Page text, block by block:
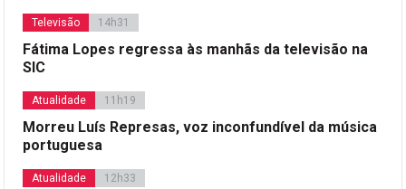
Televisão 14h31
Fátima Lopes regressa às manhãs da televisão na
SIC
Atualidade 11h19
Morreu Luís Represas, voz inconfundível da música
portuguesa
Atualidade 12h33